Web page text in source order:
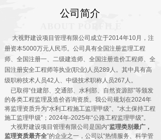
公司简介
大视野建设项目管理有限公司成立于2014年10月，注
册资本5000万元人民币。公司具有全国注册监理工程
师、全国注册一、二级建造师、全国注册造价工程师、全
国注册安全工程师等执业(职业)人员289人。其中具有高
级职称技术人员42人、中级技术职称人员267人。
已取得“住建部、交通部、水利部、自然资源部”等颁发
的各类工程监理及造价咨询资质。我公司规划在2024年
将监理资质升为“水利工程施工监理甲级”、“水土保持工程
施工监理甲级”；2024年-2025年“公路工程监理甲级”。
大视野建设项目管理有限公司是国内“监理类别最广，
监理资质最齐全”的企业之一，公司以“热情服务、科学管